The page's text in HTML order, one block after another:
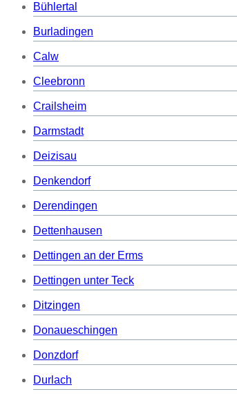
Bühlertal
Burladingen
Calw
Cleebronn
Crailsheim
Darmstadt
Deizisau
Denkendorf
Derendingen
Dettenhausen
Dettingen an der Erms
Dettingen unter Teck
Ditzingen
Donaueschingen
Donzdorf
Durlach